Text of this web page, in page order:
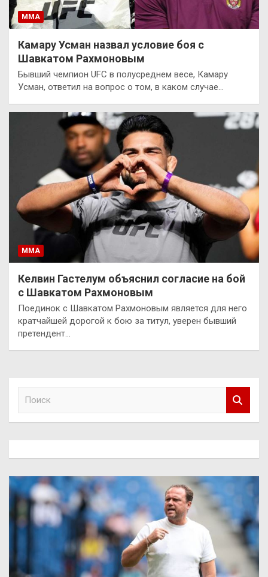
ММА
Камару Усман назвал условие боя с
Шавкатом Рахмоновым
Бывший чемпион UFC в полусреднем весе, Камару
Усман, ответил на вопрос о том, в каком случае…
ММА
Келвин Гастелум объяснил согласие на бой
с Шавкатом Рахмоновым
Поединок с Шавкатом Рахмоновым является для него
кратчайшей дорогой к бою за титул, уверен бывший
претендент…